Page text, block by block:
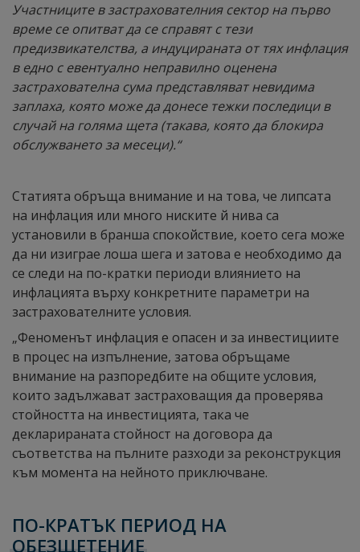
Участниците в застрахователния сектор на първо
време се опитват да се справят с тези
предизвикателства, а индуцираната от тях инфлация
в едно с евентуално неправилно оценена
застрахователна сума представляват невидима
заплаха, която може да донесе тежки последици в
случай на голяма щета (такава, която да блокира
обслужването за месеци).“
Статията обръща внимание и на това, че липсата
на инфлация или много ниските й нива са
установили в бранша спокойствие, което сега може
да ни изиграе лоша шега и затова е необходимо да
се следи на по-кратки периоди влиянието на
инфлацията върху конкретните параметри на
застрахователните условия.
„Феноменът инфлация е опасен и за инвестициите
в процес на изпълнение, затова обръщаме
внимание на разпоредбите на общите условия,
които задължават застраховащия да проверява
стойността на инвестицията, така че
декларираната стойност на договора да
съответства на пълните разходи за реконструкция
към момента на нейното приключване.
ПО-КРАТЪК ПЕРИОД НА
ОБЕЗЩЕТЕНИЕ